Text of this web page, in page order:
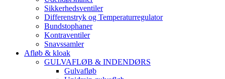
Sikkerhedsventiler
Differenstryk og Temperaturregulator
Bundstophaner
Kontraventiler
Snavssamler
Afløb & kloak
GULVAFLØB & INDENDØRS
Gulvafløb